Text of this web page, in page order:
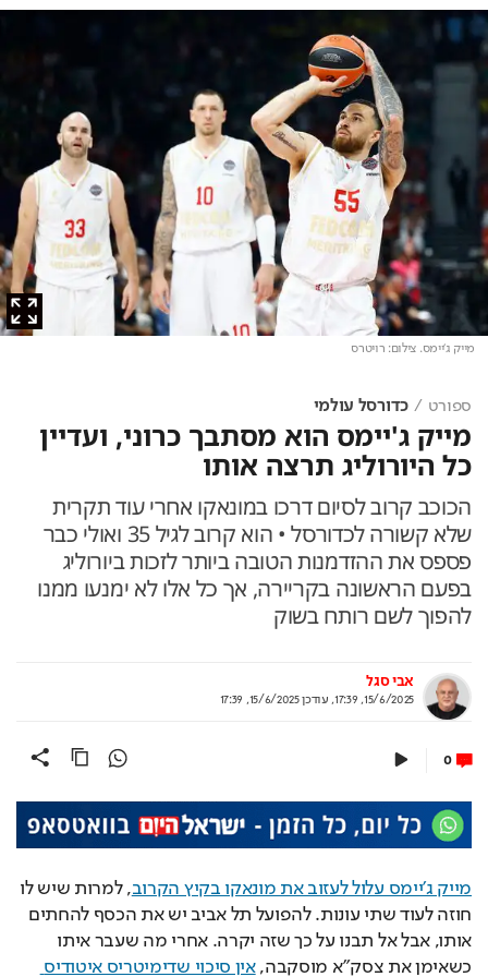
מייק ג'יימס. צילום: רויטרס
ספורט כדורסל עולמי
מייק ג'יימס הוא מסתבך כרוני, ועדיין
כל היורוליג תרצה אותו
הכוכב קרוב לסיום דרכו במונאקו אחרי עוד תקרית
שלא קשורה לכדורסל • הוא קרוב לגיל 35 ואולי כבר
פספס את ההזדמנות הטובה ביותר לזכות ביורוליג
בפעם הראשונה בקריירה, אך כל אלו לא ימנעו ממנו
להפוך לשם רותח בשוק
אבי סגל
15/6/2025, 17:39
, עודכן15/6/2025, 17:39
0
מייק ג'יימס עלול לעזוב את מונאקו בקיץ הקרוב
כשאימן את צסק"א מוסקבה,